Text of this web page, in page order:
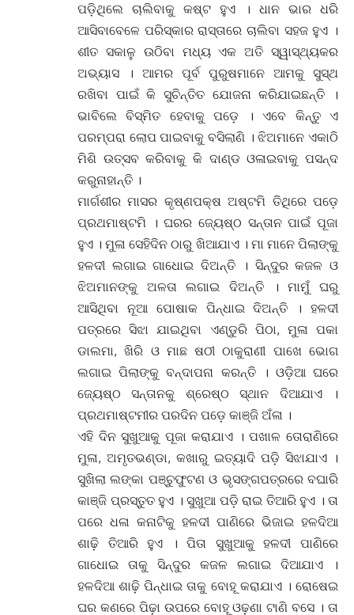
ପଡ଼ିଥିଲେ ଚାଲିବାକୁ କଷ୍ଟ ହୁଏ । ଧାନ ଭାର ଧରି
ଆସିବାବେଳେ ପରିସ୍କାର ରାସ୍ତାରେ ଚାଲିବା ସହଜ ହୁଏ ।
ଶୀତ ସକାଳୁ ଉଠିବା ମଧ୍ୟ ଏକ ଅତି ସ୍ୱାସ୍ଥ୍ୟକର
ଅଭ୍ୟାସ । ଆମର ପୂର୍ବ ପୁରୁଷମାନେ ଆମକୁ ସୁସ୍ଥ
ରଖିବା ପାଇଁ କି ସୁଚିନ୍ତିତ ଯୋଜନା କରିଯାଇଛନ୍ତି ।
ଭାବିଲେ ବିସ୍ମିତ ହେବାକୁ ପଡ଼େ । ଏବେ କିନ୍ତୁ ଏ
ପରମ୍ପରା ଲୋପ ପାଇବାକୁ ବସିଲାଣି । ଝିଅମାନେ ଏକାଠି
ମିଶି ଉତ୍ସବ କରିବାକୁ କି ଦାଣ୍ଡ ଓଳାଇବାକୁ ପସନ୍ଦ
କରୁନାହାନ୍ତି ।
ମାର୍ଗଶୀର ମାସର କୃଷ୍ଣପକ୍ଷ ଅଷ୍ଟମି ତିଥିରେ ପଡ଼େ
ପ୍ରଥମାଷ୍ଟମି । ଘରର ଜ୍ୟେଷ୍ଠ ସନ୍ତାନ ପାଇଁ ପୂଜା
ହୁଏ । ମୁଳା ସେହିଦିନ ଠାରୁ ଖିଆଯାଏ । ମା ମାନେ ପିଲାଙ୍କୁ
ହଳଦୀ ଲଗାଇ ଗାଧୋଇ ଦିଅନ୍ତି । ସିନ୍ଦୁର କଜଳ ଓ
ଝିଅମାନଙ୍କୁ ଅଳତା ଲଗାଇ ଦିଅନ୍ତି । ମାମୁଁ ଘରୁ
ଆସିଥିବା ନୂଆ ପୋଷାକ ପିନ୍ଧାଇ ଦିଅନ୍ତି । ହଳଦୀ
ପତ୍ରରେ ସିଝା ଯାଇଥିବା ଏଣ୍ଡୁରି ପିଠା, ମୁଳା ପକା
ଡାଲମା, ଖିରି ଓ ମାଛ ଷଠୀ ଠାକୁରାଣୀ ପାଖେ ଭୋଗ
ଲଗାଇ ପିଲାଙ୍କୁ ବନ୍ଦାପନା କରନ୍ତି । ଓଡ଼ିଆ ଘରେ
ଜ୍ୟେଷ୍ଠ ସନ୍ତାନକୁ ଶ୍ରେଷ୍ଠ ସ୍ଥାନ ଦିଆଯାଏ ।
ପ୍ରଥମାଷ୍ଟମୀର ପରଦିନ ପଡ଼େ କାଞ୍ଜି ଅଁଳା ।
ଏହି ଦିନ ସୁଖୁଆକୁ ପୂଜା କରାଯାଏ । ପଖାଳ ତୋରାଣିରେ
ମୁଳା, ଅମୃତଭଣ୍ଡା, କଖାରୁ ଇତ୍ୟାଦି ପଡ଼ି ସିଝାଯାଏ ।
ସୁଖିଲା ଲଙ୍କା ପଞ୍ଚୁଫୁଟଣ ଓ ଭୃସଙ୍ଗପତ୍ରରେ ବଘାରି
କାଞ୍ଜି ପ୍ରସ୍ତୁତ ହୁଏ । ସୁଖୁଆ ପଡ଼ି ରାଇ ତିଆରି ହୁଏ । ତା
ପରେ ଧଳା କନାଟିକୁ ହଳଦୀ ପାଣିରେ ଭିଜାଇ ହଳଦିଆ
ଶାଢ଼ି ତିଆରି ହୁଏ । ପିତା ସୁଖୁଆକୁ ହଳଦୀ ପାଣିରେ
ଗାଧୋଇ ତାକୁ ସିନ୍ଦୁର କଜଳ ଲଗାଇ ଦିଆଯାଏ ।
ହଳଦିଆ ଶାଢ଼ି ପିନ୍ଧାଇ ତାକୁ ବୋହୂ କରାଯାଏ । ରୋଷେଇ
ଘର କଣରେ ପିଢ଼ା ଉପରେ ବୋହୂ ଓଢ଼ଣା ଟାଣି ବସେ । ତା